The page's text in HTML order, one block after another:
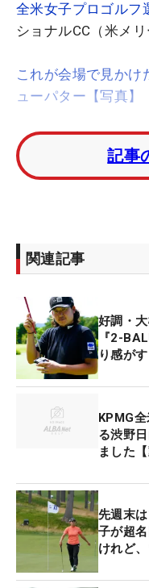
全米女子プロゴルフ
ショナルCC（米メ
これが会場で見かけ
ューパター【写真】
かつて「全米オープ
女子の試合が行われ
と、陽気な米国人
この人物は
者）で、練習グリー
なかの3機種を指差
のツーボールパター
見せてもらったのは
比嘉一貴や稲森佑
男子ツアーでブー
登場した、というわ
…でも、ここでちょ
登場」と言っていた
国内男子ツアー「
記事
関連記事
好調・
『2-
り感が
KPMG
る渋野
ました【
先週末
子が超
けれど